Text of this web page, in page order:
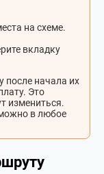
на схеме.
вкладку
после начала их
Это
измениться.
в любое